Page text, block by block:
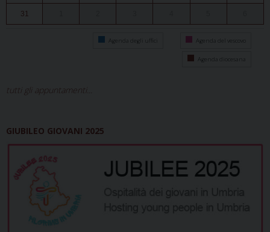
31
Agenda degli uffici Agenda del vescovo
Agenda diocesana
tutti gli appuntamenti...
GIUBILEO GIOVANI 2025